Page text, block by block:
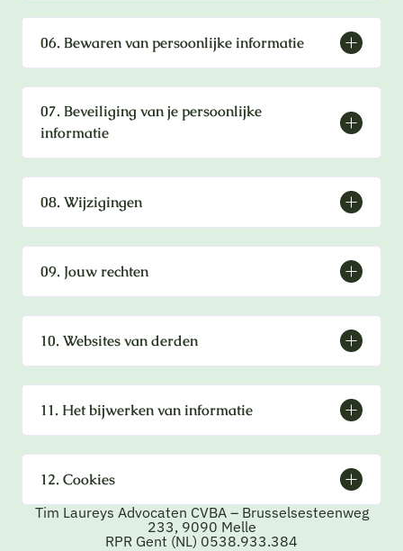
06. Bewaren van persoonlijke informatie
07. Beveiliging van je persoonlijke
informatie
08. Wijzigingen
09. Jouw rechten
10. Websites van derden
11. Het bijwerken van informatie
12. Cookies
Tim Laureys Advocaten CVBA – Brusselsesteenweg
233, 9090 Melle
RPR Gent (NL) 0538.933.384